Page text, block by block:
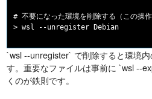
# 不要になった環境を削除する（この操作
`wsl --unregister` で削除すると環境
す。重要なファイルは事前に `wsl --
くのが鉄則です。